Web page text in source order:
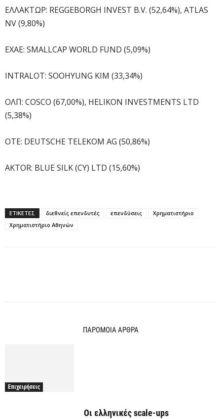
ΕΛΛΑΚΤΩΡ: REGGEBORGH INVEST B.V. (52,64%), ATLAS
NV (9,80%)
ΕΧΑΕ: SMALLCAP WORLD FUND (5,09%)
INTRALOT: SOOHYUNG KIM (33,34%)
ΟΛΠ: COSCO (67,00%), HELIKON INVESTMENTS LTD
(5,38%)
ΟΤΕ: DEUTSCHE TELEKOM AG (50,86%)
AKTOR: ΒLUE SILK (CY) LTD (15,60%)
ΕΤΙΚΕΤΕΣ διεθνείς επενδυτές επενδύσεις
Χρηματιστήριο
Χρηματιστήριο Αθηνών
ΠΑΡΟΜΟΙΑ ΑΡΘΡΑ
Επιχειρήσεις
Οι ελληνικές scale-ups